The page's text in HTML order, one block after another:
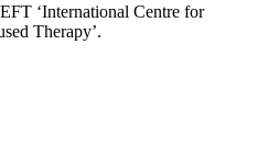
‘International Centre for
Therapy’.